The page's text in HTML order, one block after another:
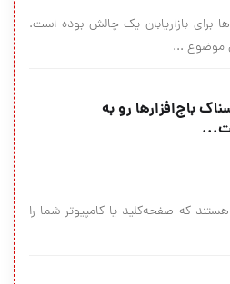
برای بازاریابان یک چالش بوده است.
موضوع ...
باج‌افزارها رو به
هستند که صفحه‌کلید یا کامپیوتر شما را